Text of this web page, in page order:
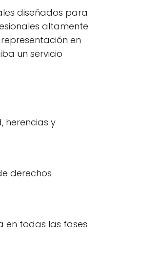
diseñados para
altamente
en
un servicio
herencias y
derechos
en todas las fases